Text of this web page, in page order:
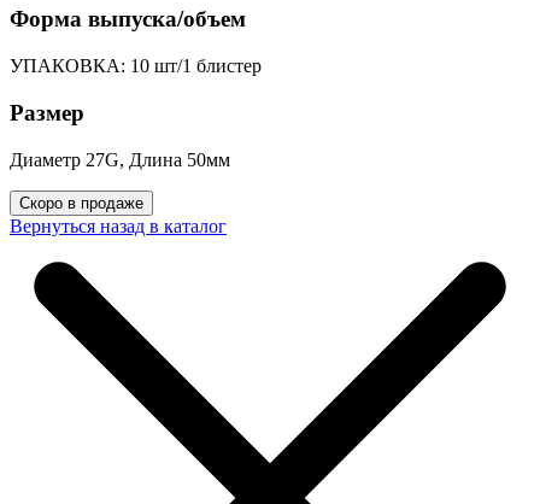
Форма выпуска/объем
УПАКОВКА: 10 шт/1 блистер
Размер
Диаметр 27G, Длина 50мм
Скоро в продаже
Вернуться назад в каталог